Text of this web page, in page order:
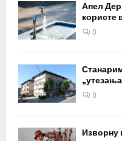
Апел
користе
0
0
Изворну